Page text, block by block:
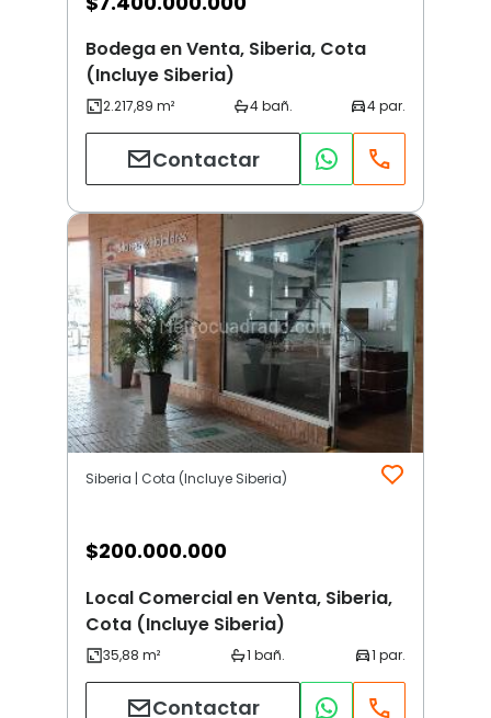
Bodega en Venta, Siberia, Cota
(Incluye Siberia)
Contactar
Siberia | Cota (Incluye Siberia)
$200.000.000
Local Comercial en Venta, Siberia,
Cota (Incluye Siberia)
Contactar